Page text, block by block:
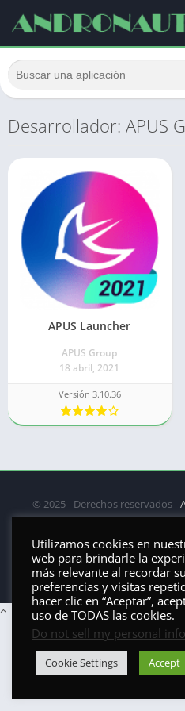
Desarrollador: APUS
APUS Launcher
APUS Group
18 abril, 2021
Versión 3.10.36
© 2025 - Derechos reservados -
privacidad/Política de Cookies/
Utilizamos cookies en
web para brindarle la
más relevante al recordar
preferencias y visitas
hacer clic en “Aceptar”,
uso de TODAS las cookies.
Do not sell my personal
Cookie Settings Accept